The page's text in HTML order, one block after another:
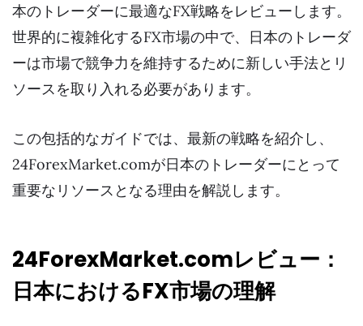
本のトレーダーに最適なFX戦略をレビューします。
世界的に複雑化するFX市場の中で、日本のトレーダ
ーは市場で競争力を維持するために新しい手法とリ
ソースを取り入れる必要があります。
この包括的なガイドでは、最新の戦略を紹介し、
24ForexMarket.comが日本のトレーダーにとって
重要なリソースとなる理由を解説します。
24ForexMarket.comレビュー：
日本におけるFX市場の理解